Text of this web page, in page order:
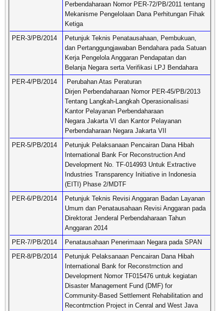
Perbendaharaan Nomor PER-72/PB/2011 tentang
Mekanisme Pengelolaan Dana Perhitungan Fihak
Ketiga
PER-3/PB/2014
Petunjuk Teknis Penatausahaan, Pembukuan,
dan Pertanggungjawaban Bendahara pada Satuan
Kerja Pengelola Anggaran Pendapatan dan
Belanja Negara serta Verifikasi LPJ Bendahara
PER-4/PB/2014
Perubahan Atas Peraturan
Dirjen Perbendaharaan Nomor PER-45/PB/2013
Tentang Langkah-Langkah Operasionalisasi
Kantor Pelayanan Perbendaharaan
Negara Jakarta VI dan Kantor Pelayanan
Perbendaharaan Negara Jakarta VII
PER-5/PB/2014
Petunjuk Pelaksanaan Pencairan Dana Hibah
International Bank For Reconstruction And
Development No. TF-014993 Untuk Extractive
Industries Transparency Initiative in Indonesia
(EITI) Phase 2/MDTF
PER-6/PB/2014
Petunjuk Teknis Revisi Anggaran Badan Layanan
Umum dan Penatausahaan Revisi Anggaran pada
Direktorat Jenderal Perbendaharaan Tahun
Anggaran 2014
PER-7/PB/2014
Penatausahaan Penerimaan Negara pada SPAN
PER-8/PB/2014
Petunjuk Pelaksanaan Pencairan Dana Hibah
International Bank for Reconstrnction and
Development Nomor TF015476 untuk kegiatan
Disaster Management Fund (DMF) for
Community-Based Settlement Rehabilitation and
Recontrnction Project in Cenral and West Java